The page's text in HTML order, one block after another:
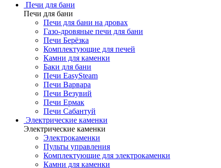
Печи для бани
Печи для бани
Печи для бани на дровах
Газо-дровяные печи для бани
Печи Берёзка
Комплектующие для печей
Камни для каменки
Баки для бани
Печи EasySteam
Печи Варвара
Печи Везувий
Печи Ермак
Печи Сабантуй
Электрические каменки
Электрические каменки
Электрокаменки
Пульты управления
Комплектующие для электрокаменки
Камни для каменки